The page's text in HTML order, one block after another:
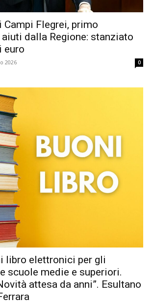
Campi Flegrei, primo
dalla Regione: stanziato
euro
2026 0
libro elettronici per gli
scuole medie e superiori.
attesa da anni”. Esultano